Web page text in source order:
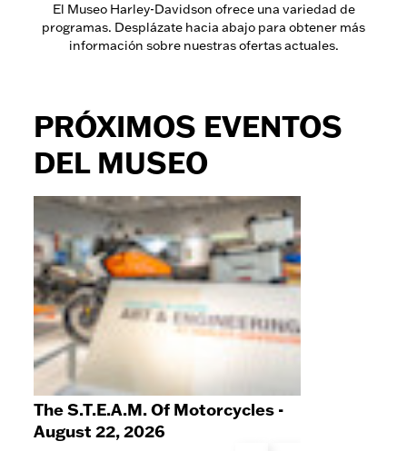
El Museo Harley-Davidson ofrece una variedad de
programas. Desplázate hacia abajo para obtener más
información sobre nuestras ofertas actuales.
PRÓXIMOS EVENTOS
DEL MUSEO
The S.T.E.A.M. Of Motorcycles -
August 22, 2026